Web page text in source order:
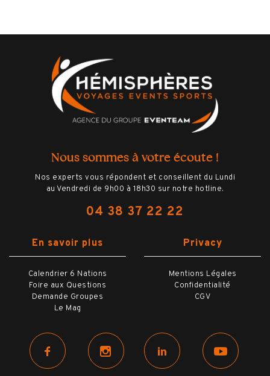
Ludovic, Votre Expert
Voyage !
Questions, conseils, devis … Hémisphères Voyages vous
garantit un accompagnement unique et sur-mesure dans la
préparation de votre voyage. Ludovic est le spécialiste à
Nous sommes à votre écoute !
Nos experts vous répondent et conseillent du Lundi
au Vendredi de 9h00 à 18h30 sur notre hotline.
04 38 37 22 22
En savoir plus
Calendrier 6 Nations
Foire aux Questions
Demande Groupes
Le Mag
Privacy
Mentions Légales
Confidentialité
CGV